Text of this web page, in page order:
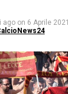
ago on 6 Aprile 2021